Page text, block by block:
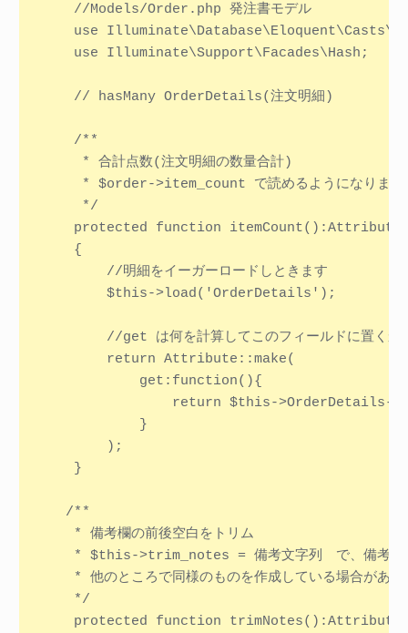
    //Models/Order.php 発注書モデル
use
    use Illuminate\Support\Facades\Hash;
    // hasMany OrderDetails(注文明細)
    /**
     * 合計点数(注文明細の数量合計)
* $order->item_count で読めるようになります
     */
    protected function itemCount():Attribute
    {
        //明細をイーガーロードしときます
        $this->load('OrderDetails');
//get は何を計算してこのフィールドに置くか
        return Attribute::make(
            get:function(){
return $this->OrderDetails-
            }
        );
    }
   /**
    * 備考欄の前後空白をトリム
* $this->trim_notes = 備考文字列　で、備考文
* 他のところで同様のものを作成している場合があ
    */
    protected function trimNotes():Attribute